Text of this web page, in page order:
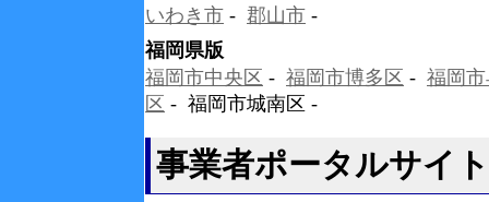
いわき市 - 郡山市 -
福岡県版
福岡市中央区 - 福岡市博多区 - 福岡
区 - 福岡市城南区 -
事業者ポータルサイ